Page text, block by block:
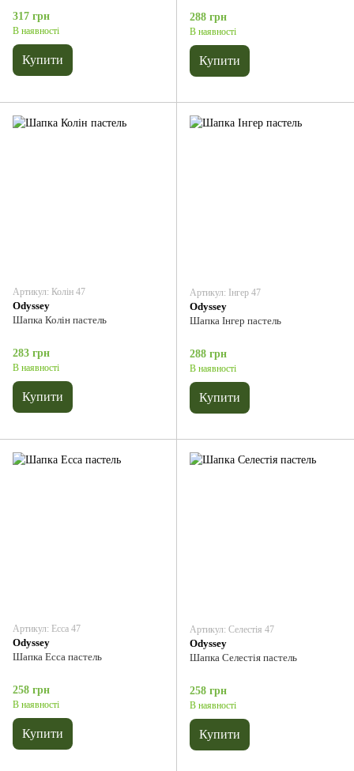
317 грн
В наявності
Купити
288 грн
В наявності
Купити
Артикул: Колін 47
Odyssey
Шапка Колін пастель
283 грн
В наявності
Купити
Артикул: Інгер 47
Odyssey
Шапка Інгер пастель
288 грн
В наявності
Купити
Артикул: Есса 47
Odyssey
Шапка Есса пастель
258 грн
В наявності
Купити
Артикул: Селестія 47
Odyssey
Шапка Селестія пастель
258 грн
В наявності
Купити